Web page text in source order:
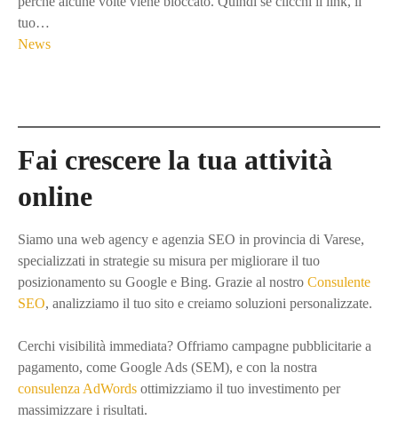
tuo…
News
N
a
v
i
g
z
i
Fai crescere la tua attività
online
Siamo una web agency e agenzia SEO in provincia di Varese,
specializzati in strategie su misura per migliorare il tuo
posizionamento su Google e Bing. Grazie al nostro Consulente
SEO, analizziamo il tuo sito e creiamo soluzioni personalizzate.
Cerchi visibilità immediata? Offriamo campagne pubblicitarie a
pagamento, come Google Ads (SEM), e con la nostra
consulenza AdWords ottimizziamo il tuo investimento per
massimizzare i risultati.